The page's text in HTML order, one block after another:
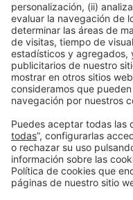
4 Lonas 305,5 x 249 cm
Información general
Aviso legal
Política de privacidad